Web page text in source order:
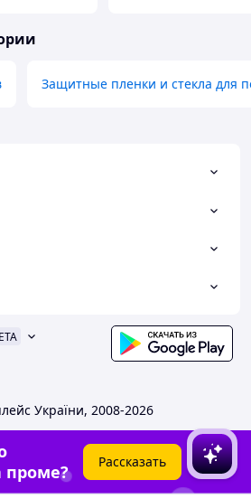
Защитные пленки и стекла для
України, 2008-2026
проме?
Рассказать